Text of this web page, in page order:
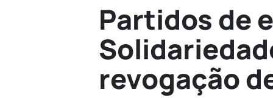
Partidos de
revogação